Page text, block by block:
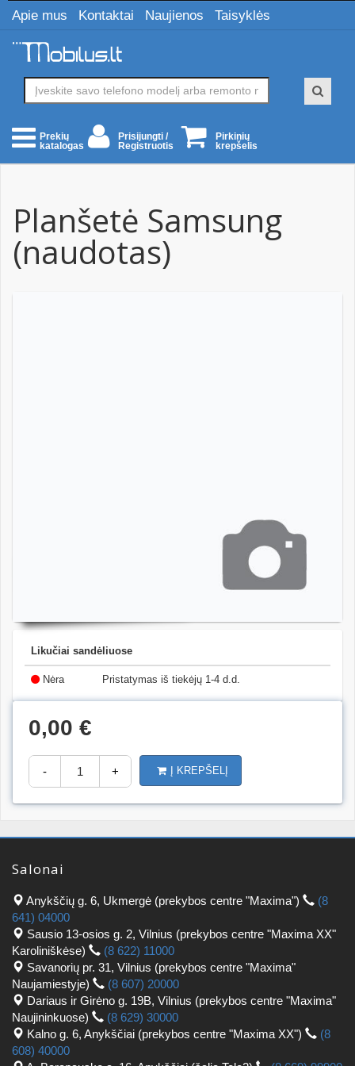
Apie mus Kontaktai Naujienos Taisyklės
Prekių
katalogas
Prisijungti /
Registruotis
Pirkinių
krepšelis
Planšetė Samsung
(naudotas)
Likučiai sandėliuose
Nėra Pristatymas iš tiekėjų 1-4 d.d.
0,00 €
- + Į KREPŠELĮ
Salonai
Anykščių g. 6, Ukmergė (prekybos centre "Maxima")
(8
641) 04000
Sausio 13-osios g. 2, Vilnius (prekybos centre "Maxima XX"
Karoliniškėse)
(8 622) 11000
Savanorių pr. 31, Vilnius (prekybos centre "Maxima"
Naujamiestyje)
(8 607) 20000
Dariaus ir Girėno g. 19B, Vilnius (prekybos centre "Maxima"
Naujininkuose)
(8 629) 30000
Kalno g. 6, Anykščiai (prekybos centre "Maxima XX")
(8
608) 40000